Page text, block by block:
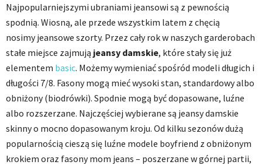
Najpopularniejszymi ubraniami jeansowi są z pewnością
spodnią. Wiosną, ale przede wszystkim latem z chęcią
nosimy jeansowe szorty. Przez cały rok w naszych garderobach
stałe miejsce zajmują jeansy damskie, które stały się już
elementem basic. Możemy wymieniać spośród modeli długich i
długości 7/8. Fasony mogą mieć wysoki stan, standardowy albo
obniżony (biodrówki). Spodnie mogą być dopasowane, luźne
albo rozszerzane. Najczęściej wybierane są jeansy damskie
skinny o mocno dopasowanym kroju. Od kilku sezonów dużą
popularnością cieszą się luźne modele boyfriend z obniżonym
krokiem oraz fasony mom jeans – poszerzane w górnej partii,